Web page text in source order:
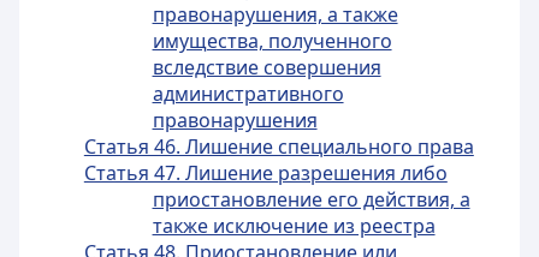
правонарушения, а также
имущества, полученного
вследствие совершения
административного
правонарушения
Статья 46. Лишение специального права
Статья 47. Лишение разрешения либо
приостановление его действия, а
также исключение из реестра